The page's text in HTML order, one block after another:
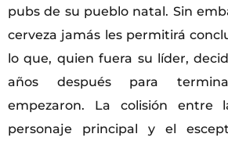
pubs de su pueblo natal. Sin
cerveza jamás les permitirá
lo que, quien fuera su líder,
años después para
empezaron. La colisión entre
personaje principal y el